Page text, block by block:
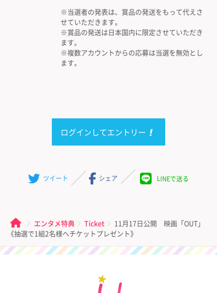
※当選者の発表は、賞品の発送をもって代えさ
せていただきます。
※賞品の発送は日本国内に限定させていただき
ます。
※複数アカウントからの応募は当選を無効とし
ます。
ログインしてエントリー
ツイート シェア LINEで送る
エンタメ特典 Ticket
11月17日公開 映画「OUT」
《抽選で1組2名様へチケットプレゼント》